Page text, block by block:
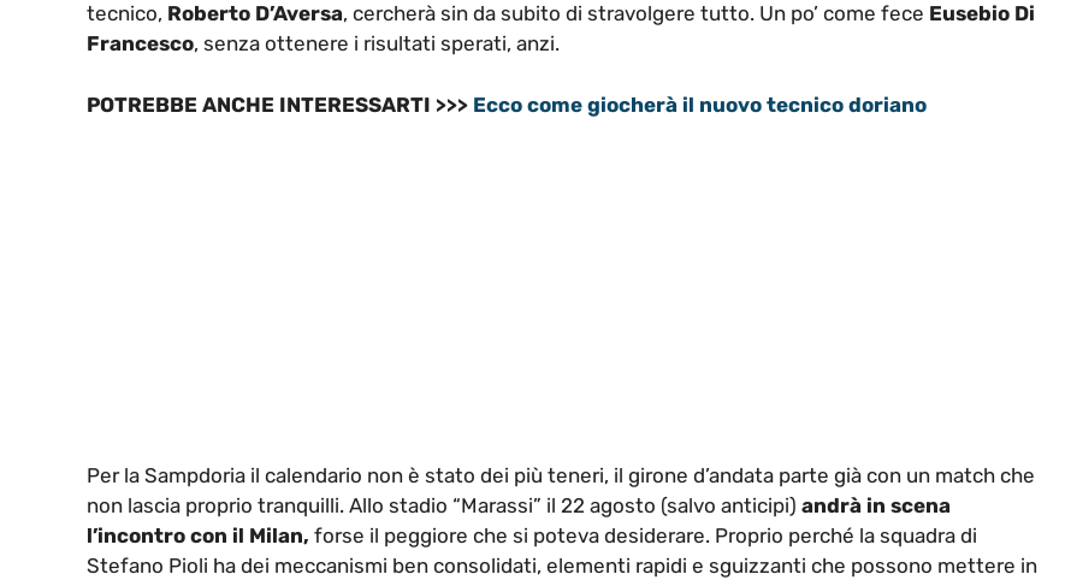
tecnico, Roberto D’Aversa, cercherà sin da subito di stravolgere tutto. Un po’ come fece Eusebio Di
Francesco, senza ottenere i risultati sperati, anzi.
POTREBBE ANCHE INTERESSARTI >>> Ecco come giocherà il nuovo tecnico doriano
Per la Sampdoria il calendario non è stato dei più teneri, il girone d’andata parte già con un match che
non lascia proprio tranquilli. Allo stadio “Marassi” il 22 agosto (salvo anticipi) andrà in scena
l’incontro con il Milan, forse il peggiore che si poteva desiderare. Proprio perché la squadra di
Stefano Pioli ha dei meccanismi ben consolidati, elementi rapidi e sguizzanti che possono mettere in